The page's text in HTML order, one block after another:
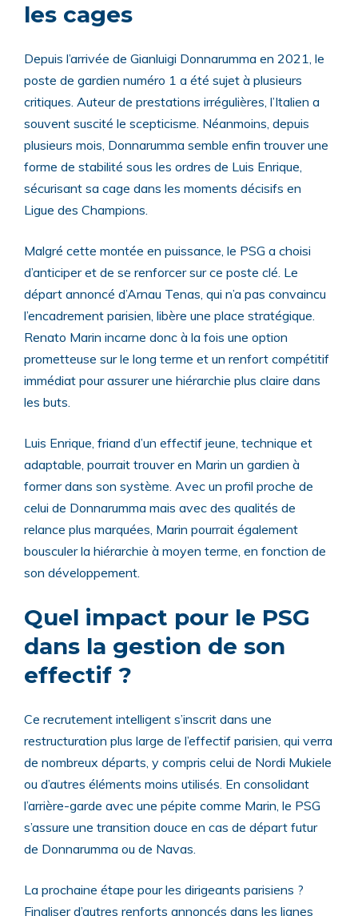
les cages
Depuis l’arrivée de Gianluigi Donnarumma en 2021, le
poste de gardien numéro 1 a été sujet à plusieurs
critiques. Auteur de prestations irrégulières, l’Italien a
souvent suscité le scepticisme. Néanmoins, depuis
plusieurs mois, Donnarumma semble enfin trouver une
forme de stabilité sous les ordres de Luis Enrique,
sécurisant sa cage dans les moments décisifs en
Ligue des Champions.
Malgré cette montée en puissance, le PSG a choisi
d’anticiper et de se renforcer sur ce poste clé. Le
départ annoncé d’Arnau Tenas, qui n’a pas convaincu
l’encadrement parisien, libère une place stratégique.
Renato Marin incarne donc à la fois une option
prometteuse sur le long terme et un renfort compétitif
immédiat pour assurer une hiérarchie plus claire dans
les buts.
Luis Enrique, friand d’un effectif jeune, technique et
adaptable, pourrait trouver en Marin un gardien à
former dans son système. Avec un profil proche de
celui de Donnarumma mais avec des qualités de
relance plus marquées, Marin pourrait également
bousculer la hiérarchie à moyen terme, en fonction de
son développement.
Quel impact pour le PSG
dans la gestion de son
effectif ?
Ce recrutement intelligent s’inscrit dans une
restructuration plus large de l’effectif parisien, qui verra
de nombreux départs, y compris celui de Nordi Mukiele
ou d’autres éléments moins utilisés. En consolidant
l’arrière-garde avec une pépite comme Marin, le PSG
s’assure une transition douce en cas de départ futur
de Donnarumma ou de Navas.
La prochaine étape pour les dirigeants parisiens ?
Finaliser d’autres renforts annoncés dans les lignes